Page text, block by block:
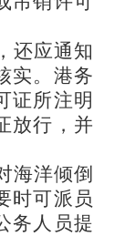
还应通知
实。港务
证所注明
放行，并
海洋倾倒
时可派员
务人员提